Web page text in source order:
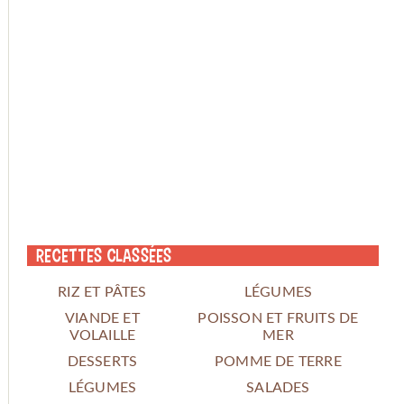
Recettes classées
RIZ ET PÂTES
LÉGUMES
VIANDE ET
VOLAILLE
POISSON ET FRUITS DE
MER
DESSERTS
POMME DE TERRE
LÉGUMES
SALADES